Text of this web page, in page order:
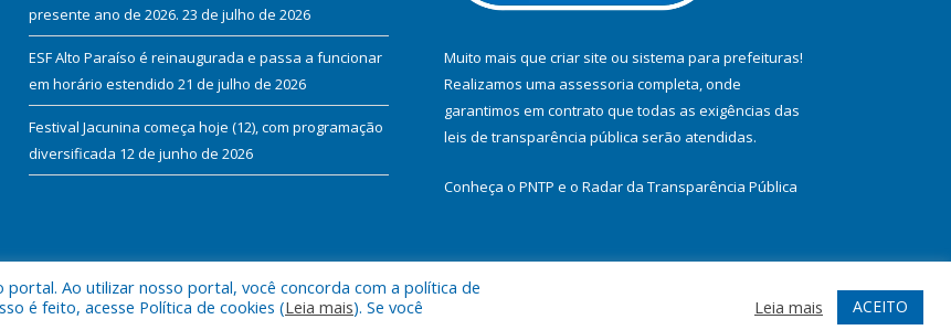
presente ano de 2026. 23 de julho de 2026
ESF Alto Paraíso é reinaugurada e passa a funcionar
em horário estendido 21 de julho de 2026
Festival Jacunina começa hoje (12), com programação
diversificada 12 de junho de 2026
Muito mais que criar site ou sistema para prefeituras!
Realizamos uma assessoria completa, onde
garantimos em contrato que todas as exigências das
leis de transparência pública serão atendidas.
Conheça o PNTP e o Radar da Transparência Pública
Mapa do Site Acessar Webmail
Ao utilizar nosso portal, você concorda com a política de
é feito, acesse Política de cookies (Leia mais). Se você
Leia mais ACEITO